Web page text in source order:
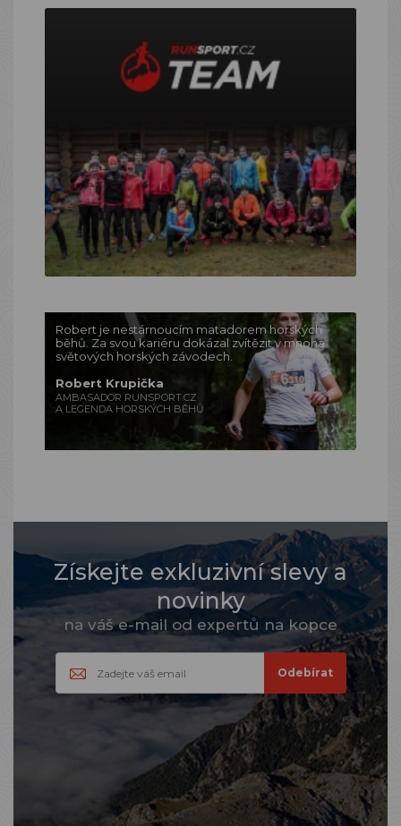
Robert je nestárnoucím matadorem horských
běhů. Za svou kariéru dokázal zvítězit v mnoha
světových horských závodech.
Robert Krupička
AMBASADOR RUNSPORT.CZ
A LEGENDA HORSKÝCH BĚHŮ
Získejte exkluzivní slevy a
novinky
na váš e-mail od expertů na kopce